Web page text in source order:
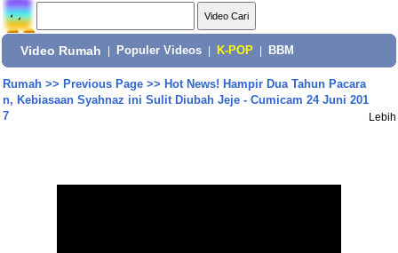
Video Rumah Populer Videos K-POP BBM
Rumah>> Previous Page>> Hot News! Hampir Dua Tahun Pacara
n, Kebiasaan Syahnaz ini Sulit Diubah Jeje - Cumicam 24 Juni 201
7
Lebih